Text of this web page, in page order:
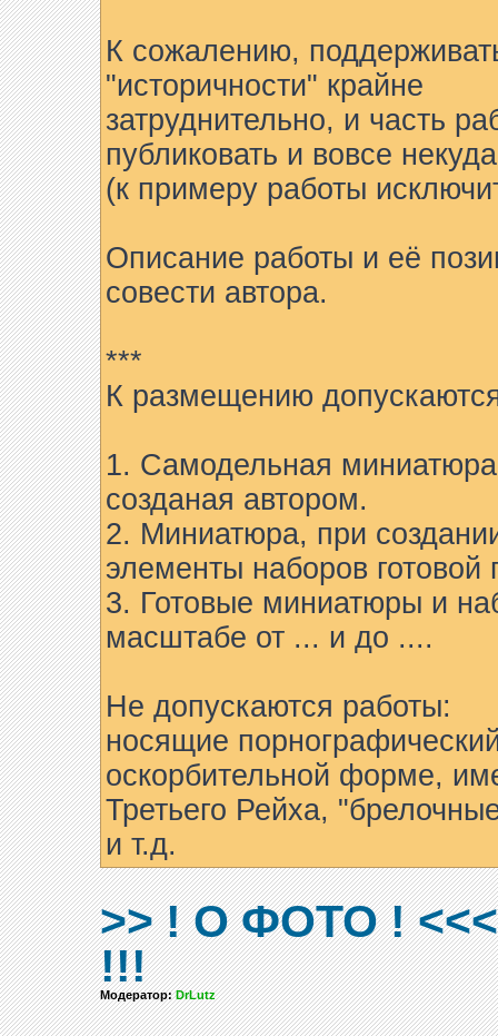
К сожалению,
"историчности" крайне
затруднительно, и часть
публиковать и вовсе
(к примеру работы
Описание работы и её
совести автора.
***
К размещению
1. Самодельная
созданая автором.
2. Миниатюра, при
элементы наборов готовой
3. Готовые миниатюры и
масштабе от ... и до ....
Не допускаются работы:
носящие
оскорбительной форме,
Третьего Рейха,
и т.д.
>> ! О ФОТО !
!!!
Модератор:DrLutz